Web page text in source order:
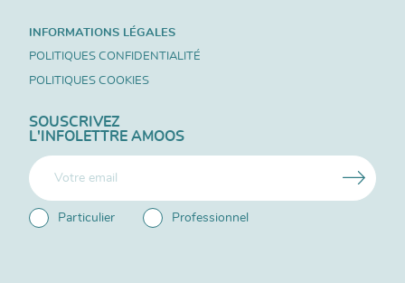
INFORMATIONS LÉGALES
POLITIQUES CONFIDENTIALITÉ
POLITIQUES COOKIES
SOUSCRIVEZ
L'INFOLETTRE AMOOS
Particulier Professionnel